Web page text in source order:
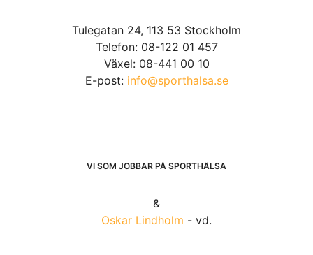
Tulegatan 24, 113 53 Stockholm
Telefon: 08-122 01 457
Växel: 08-441 00 10
E-post: info@sporthalsa.se
VI SOM JOBBAR PÅ SPORTHÄLSA
&
Oskar Lindholm - vd.